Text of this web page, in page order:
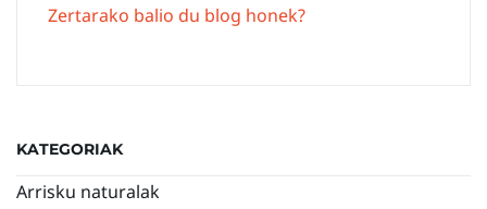
Zertarako balio du blog honek?
KATEGORIAK
Arrisku naturalak